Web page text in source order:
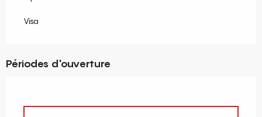
Visa
Périodes d'ouverture